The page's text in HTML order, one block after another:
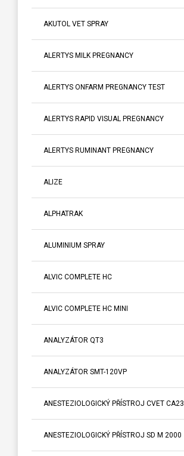
AKUTOL VET SPRAY
ALERTYS MILK PREGNANCY
ALERTYS ONFARM PREGNANCY TEST
ALERTYS RAPID VISUAL PREGNANCY
ALERTYS RUMINANT PREGNANCY
ALIZE
ALPHATRAK
ALUMINIUM SPRAY
ALVIC COMPLETE HC
ALVIC COMPLETE HC MINI
ANALYZÁTOR QT3
ANALYZÁTOR SMT-120VP
ANESTEZIOLOGICKÝ PŘÍSTROJ CVET CA23
ANESTEZIOLOGICKÝ PŘÍSTROJ SD M 2000